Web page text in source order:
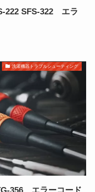
222 SFS-322 エラ
洗濯機器トラブルシューティング
356 エラーコード